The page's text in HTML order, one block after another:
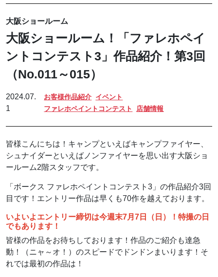
大阪ショールーム
大阪ショールーム！「ファレホペイ
ントコンテスト3」作品紹介！第3回
（No.011～015）
2024.07.
1
お客様作品紹介 イベント
ファレホペイントコンテスト
店舗情報
皆様こんにちは！キャンプといえばキャンプファイヤー、
シュナイダーといえばノンファイヤーを思い出す大阪ショ
ールーム2階スタッフです。
「ボークス ファレホペイントコンテスト3」の作品紹介3回
目です！エントリー作品は早くも70作を越えております。
いよいよエントリー締切は今週末7月7日（日）！特撮の日
でもあります！
皆様の作品をお待ちしております！作品のご紹介も達急
動！（ニャ～オ！）のスピードでドンドンまいります！そ
れでは最初の作品は！